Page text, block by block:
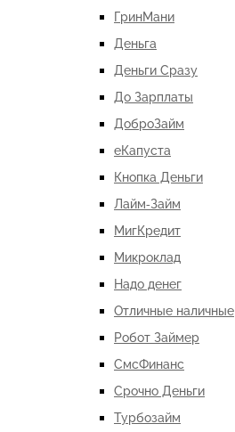
ГринМани
Деньга
Деньги Сразу
До Зарплаты
ДоброЗайм
еКапуста
Кнопка Деньги
Лайм-Займ
МигКредит
Микроклад
Надо денег
Отличные наличные
Робот Займер
СмсФинанс
Срочно Деньги
Турбозайм